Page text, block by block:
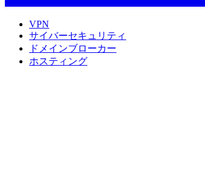
VPN
サイバーセキュリティ
ドメインブローカー
ホスティング